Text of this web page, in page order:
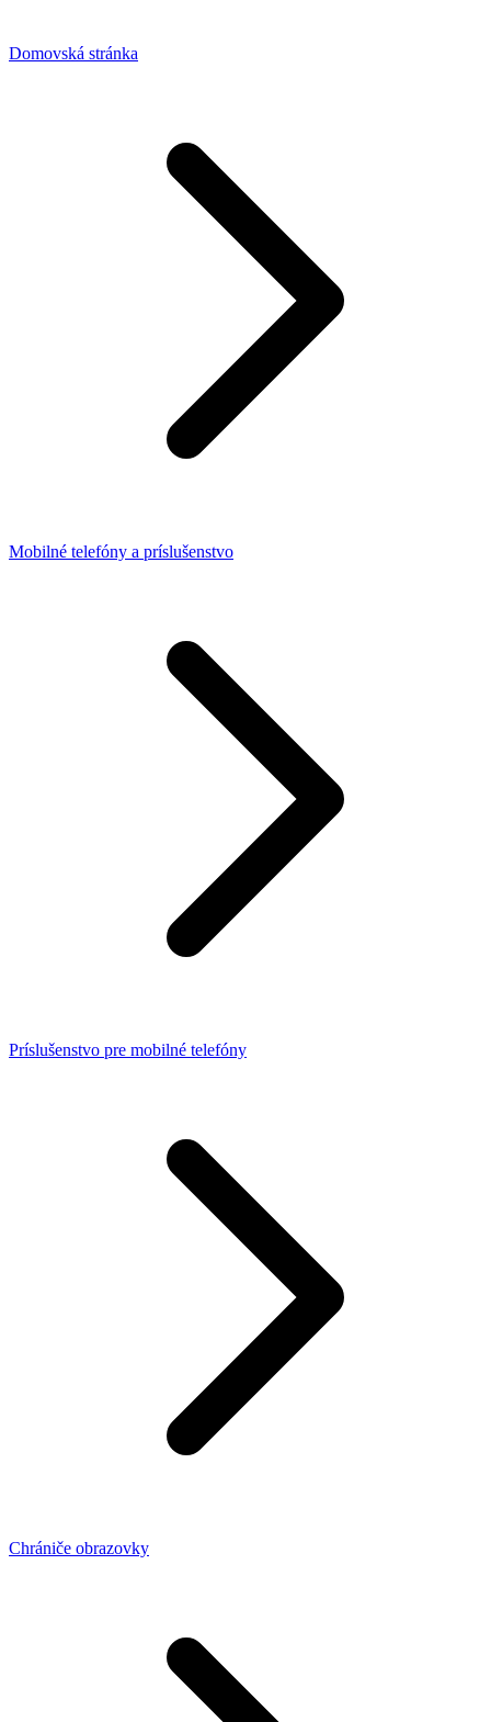
Domovská stránka
Mobilné telefóny a príslušenstvo
Príslušenstvo pre mobilné telefóny
Chrániče obrazovky